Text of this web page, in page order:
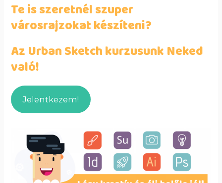
Te is szeretnél szuper
városrajzokat készíteni?
Az Urban Sketch kurzusunk Neked
való!
Jelentkezem!